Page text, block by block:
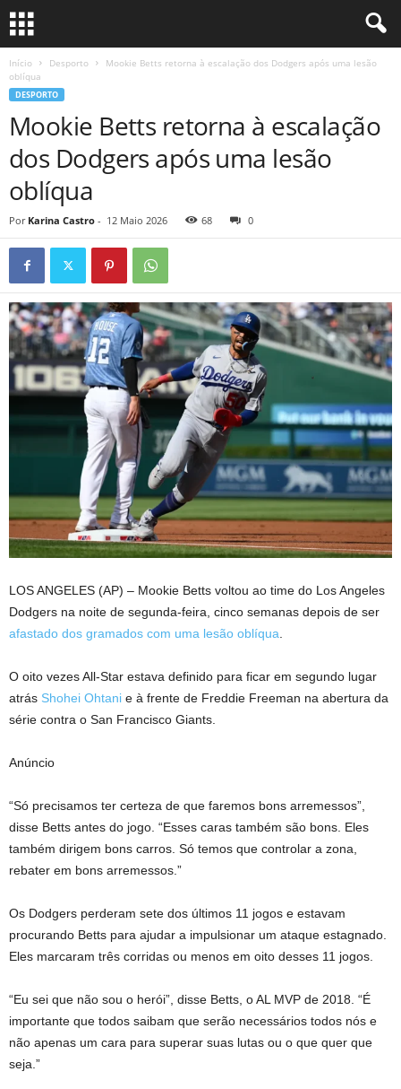
Início Desporto
Mookie Betts retorna à escalação dos Dodgers após uma lesão
oblíqua
DESPORTO
Mookie Betts retorna à escalação
dos Dodgers após uma lesão
oblíqua
Por Karina Castro - 12 Maio 2026 68 0
LOS ANGELES (AP) – Mookie Betts voltou ao time do Los Angeles
Dodgers na noite de segunda-feira, cinco semanas depois de ser
afastado dos gramados com uma lesão oblíqua.
O oito vezes All-Star estava definido para ficar em segundo lugar
atrás Shohei Ohtani e à frente de Freddie Freeman na abertura da
série contra o San Francisco Giants.
Anúncio
“Só precisamos ter certeza de que faremos bons arremessos”,
disse Betts antes do jogo. “Esses caras também são bons. Eles
também dirigem bons carros. Só temos que controlar a zona,
rebater em bons arremessos.”
Os Dodgers perderam sete dos últimos 11 jogos e estavam
procurando Betts para ajudar a impulsionar um ataque estagnado.
Eles marcaram três corridas ou menos em oito desses 11 jogos.
“Eu sei que não sou o herói”, disse Betts, o AL MVP de 2018. “É
importante que todos saibam que serão necessários todos nós e
não apenas um cara para superar suas lutas ou o que quer que
seja.”